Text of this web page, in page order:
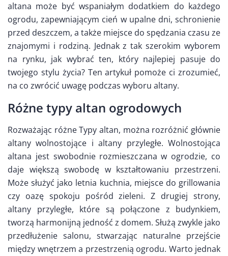
altana może być wspaniałym dodatkiem do każdego
ogrodu, zapewniającym cień w upalne dni, schronienie
przed deszczem, a także miejsce do spędzania czasu ze
znajomymi i rodziną. Jednak z tak szerokim wyborem
na rynku, jak wybrać ten, który najlepiej pasuje do
twojego stylu życia? Ten artykuł pomoże ci zrozumieć,
na co zwrócić uwagę podczas wyboru altany.
Różne typy altan ogrodowych
Rozważając różne Typy altan, można rozróżnić głównie
altany wolnostojące i altany przyległe. Wolnostojąca
altana jest swobodnie rozmieszczana w ogrodzie, co
daje większą swobodę w kształtowaniu przestrzeni.
Może służyć jako letnia kuchnia, miejsce do grillowania
czy oazę spokoju pośród zieleni. Z drugiej strony,
altany przyległe, które są połączone z budynkiem,
tworzą harmonijną jedność z domem. Służą zwykle jako
przedłużenie salonu, stwarzając naturalne przejście
między wnętrzem a przestrzenią ogrodu. Warto jednak